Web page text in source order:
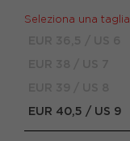
Seleziona una taglia
EUR 40,5 / US 9